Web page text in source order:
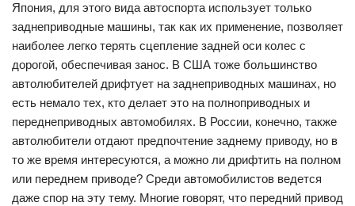
Япония, для этого вида автоспорта использует только
заднеприводные машины, так как их применение, позволяет
наиболее легко терять сцепление задней оси колес с
дорогой, обеспечивая занос. В США тоже большинство
автолюбителей дрифтует на заднеприводных машинах, но
есть немало тех, кто делает это на полноприводных и
переднеприводных автомобилях. В России, конечно, также
автолюбители отдают предпочтение заднему приводу, но в
то же время интересуются, а можно ли дрифтить на полном
или переднем приводе? Среди автомобилистов ведется
даже спор на эту тему. Многие говорят, что передний привод